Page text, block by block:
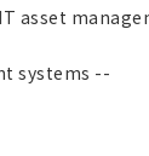
asset
systems --